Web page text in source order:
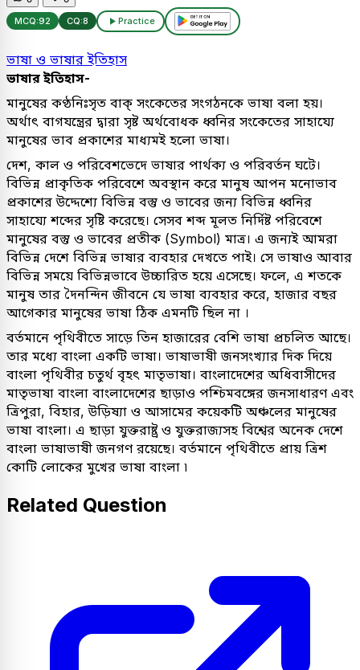
MCQ:92 CQ:8 Practice
ভাষা ও ভাষার ইতিহাস
ভাষার ইতিহাস-
মানুষের কণ্ঠনিঃসৃত বাক্ সংকেতের সংগঠনকে ভাষা বলা হয়।
অর্থাৎ বাগযন্ত্রের দ্বারা সৃষ্ট অর্থবোধক ধ্বনির সংকেতের সাহায্যে
মানুষের ভাব প্রকাশের মাধ্যমই হলো ভাষা।
দেশ, কাল ও পরিবেশভেদে ভাষার পার্থক্য ও পরিবর্তন ঘটে।
বিভিন্ন প্রাকৃতিক পরিবেশে অবস্থান করে মানুষ আপন মনোভাব
প্রকাশের উদ্দেশ্যে বিভিন্ন বস্তু ও ভাবের জন্য বিভিন্ন ধ্বনির
সাহায্যে শব্দের সৃষ্টি করেছে। সেসব শব্দ মূলত নিৰ্দিষ্ট পরিবেশে
মানুষের বস্তু ও ভাবের প্রতীক (Symbol) মাত্র। এ জন্যই আমরা
বিভিন্ন দেশে বিভিন্ন ভাষার ব্যবহার দেখতে পাই। সে ভাষাও আবার
বিভিন্ন সময়ে বিভিন্নভাবে উচ্চারিত হয়ে এসেছে। ফলে, এ শতকে
মানুষ তার দৈনন্দিন জীবনে যে ভাষা ব্যবহার করে, হাজার বছর
আগেকার মানুষের ভাষা ঠিক এমনটি ছিল না ।
বর্তমানে পৃথিবীতে সাড়ে তিন হাজারের বেশি ভাষা প্রচলিত আছে।
তার মধ্যে বাংলা একটি ভাষা। ভাষাভাষী জনসংখ্যার দিক দিয়ে
বাংলা পৃথিবীর চতুর্থ বৃহৎ মাতৃভাষা। বাংলাদেশের অধিবাসীদের
মাতৃভাষা বাংলা বাংলাদেশের ছাড়াও পশ্চিমবঙ্গের জনসাধারণ এবং
ত্রিপুরা, বিহার, উড়িষ্যা ও আসামের কয়েকটি অঞ্চলের মানুষের
ভাষা বাংলা। এ ছাড়া যুক্তরাষ্ট্র ও যুক্তরাজ্যসহ বিশ্বের অনেক দেশে
বাংলা ভাষাভাষী জনগণ রয়েছে। বর্তমানে পৃথিবীতে প্রায় ত্রিশ
কোটি লোকের মুখের ভাষা বাংলা ৷
Related Question